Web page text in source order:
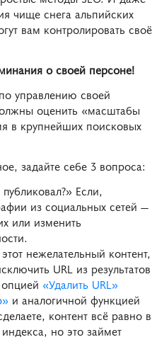
чище снега альпийских
вам контролировать своё
о своей персоне!
управлению своей
оценить «масштабы
в крупнейших поисковых
задайте себе 3 вопроса:
Если,
из социальных сетей ―
или изменить
нежелательный контент,
URL из результатов
«Удалить URL»
и аналогичной функцией
контент всё равно в
но это займет